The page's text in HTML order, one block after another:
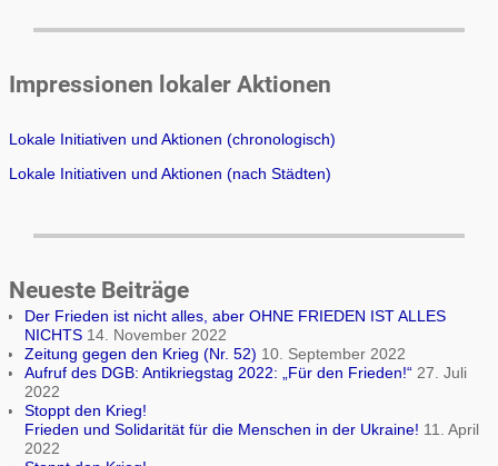
Impressionen lokaler Aktionen
Lokale Initiativen und Aktionen (chronologisch)
Lokale Initiativen und Aktionen (nach Städten)
Neueste Beiträge
Der Frieden ist nicht alles, aber OHNE FRIEDEN IST ALLES
NICHTS 14. November 2022
Zeitung gegen den Krieg (Nr. 52) 10. September 2022
Aufruf des DGB: Antikriegstag 2022: „Für den Frieden!“ 27. Juli
2022
Stoppt den Krieg!
Frieden und Solidarität für die Menschen in der Ukraine! 11. April
2022